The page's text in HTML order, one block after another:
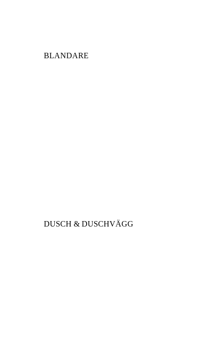
BLANDARE
DUSCH & DUSCHVÄGG